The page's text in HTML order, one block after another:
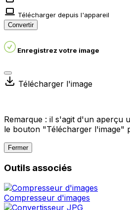
Télécharger depuis l'appareil
Convertir
Enregistrez votre image
Télécharger l'image
Remarque : il s'agit d'un aperçu
le bouton "Télécharger l'image"
Fermer
Outils associés
Compresseur d'images